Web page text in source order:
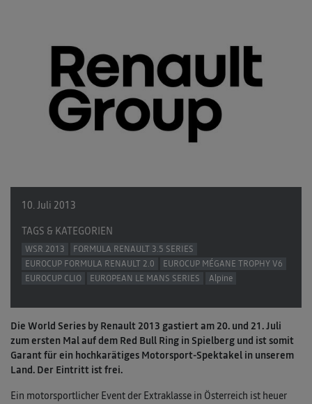
10. Juli 2013
TAGS & KATEGORIEN
WSR 2013
FORMULA RENAULT 3.5 SERIES
EUROCUP FORMULA RENAULT 2.0
EUROCUP MÉGANE TROPHY V6
EUROCUP CLIO
EUROPEAN LE MANS SERIES Alpine
Die World Series by Renault 2013 gastiert am 20. und 21. Juli
zum ersten Mal auf dem Red Bull Ring in Spielberg und ist somit
Garant für ein hochkarätiges Motorsport-Spektakel in unserem
Land. Der Eintritt ist frei.
Ein motorsportlicher Event der Extraklasse in Österreich ist heuer